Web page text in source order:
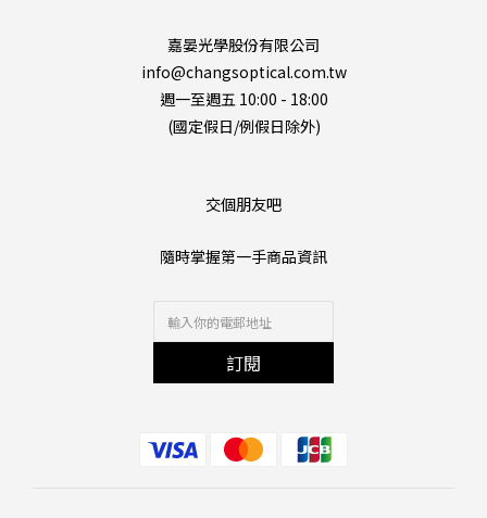
嘉晏光學股份有限公司
info@changsoptical.com.tw
週一至週五 10:00 - 18:00
(國定假日/例假日除外)
交個朋友吧
隨時掌握第一手商品資訊
訂閱